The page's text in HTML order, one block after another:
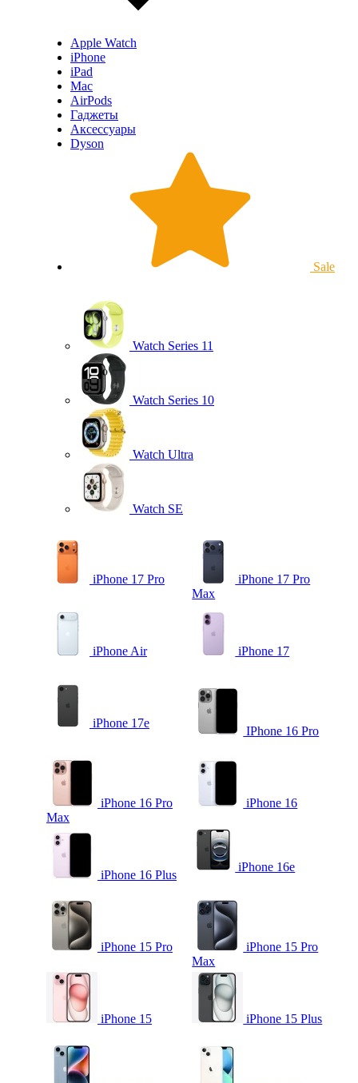
Apple Watch
iPhone
iPad
Mac
AirPods
Гаджеты
Аксессуары
Dyson
Sale
Watch Series 11
Watch Series 10
Watch Ultra
Watch SE
iPhone 17 Pro
iPhone 17 Pro
Max
iPhone Air iPhone 17
iPhone 17e
IPhone 16 Pro
iPhone 16 Pro
Max
iPhone 16
iPhone 16 Plus
iPhone 16e
iPhone 15 Pro
iPhone 15 Pro
Max
iPhone 15 iPhone 15 Plus